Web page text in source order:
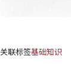
关联标签基础知识